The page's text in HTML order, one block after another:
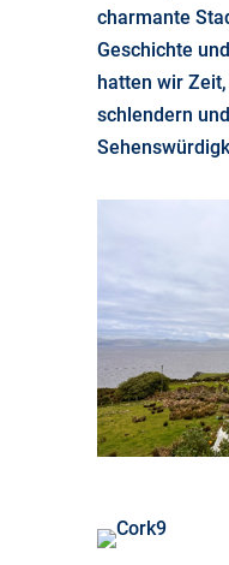
charmante
Geschichte
hatten wir
schlendern